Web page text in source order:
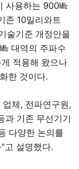
사용하는 900㎒
존 10밀리와트
술기준 개정안을
대역의 주파수
적용해 왔으나
한 것이다.
체, 전파연구원,
과 기존 무선기기
다양한 논의를
고 설명했다.